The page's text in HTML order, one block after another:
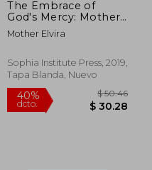
The Embrace of
God's Mercy: Mother
Elvira and the Story of
Community Cenacolo
Mother Elvira
Sophia Institute Press, 2019,
Tapa Blanda, Nuevo